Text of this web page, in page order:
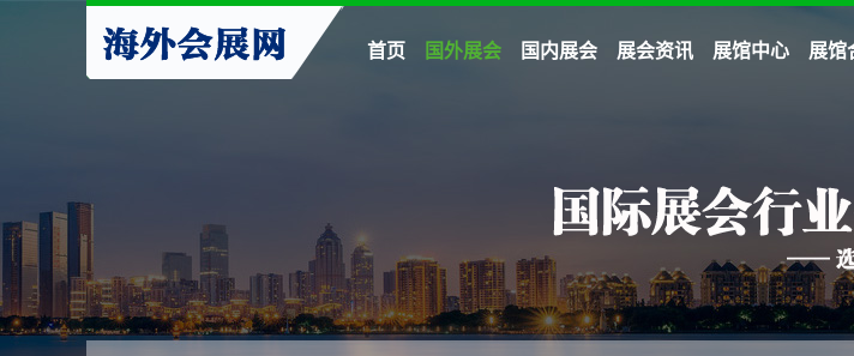
首页 国外展会 国内展会 展会资讯 展馆中心 展馆